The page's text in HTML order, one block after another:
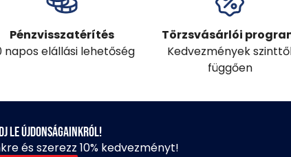
Pénzvisszatérítés
napos elállási lehetőség
Törzsvásárlói
Kedvezmények
függően
le újdonságainkról!
és szerezz 10% kedvezményt!